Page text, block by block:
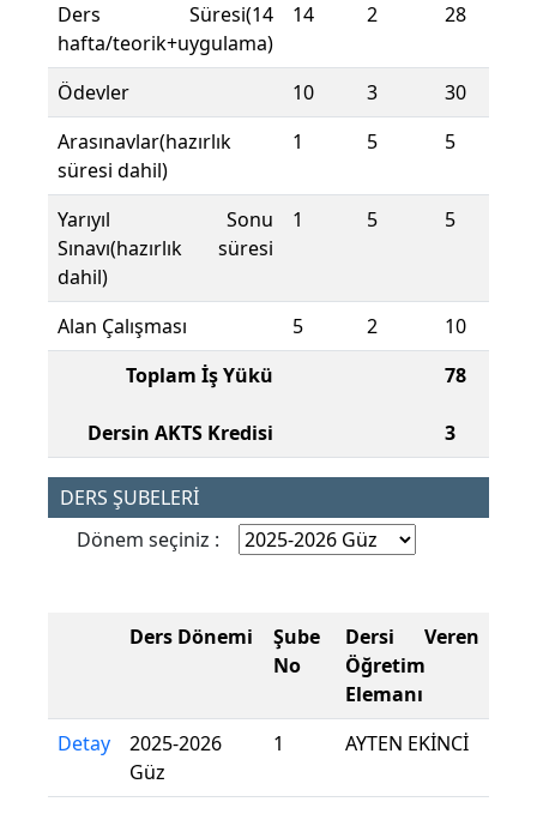
Ders Süresi(14
hafta/teorik+uygulama)
14 2 28
Ödevler 10 3
30
Arasınavlar(hazırlık
süresi dahil)
1 5 5
Yarıyıl Sonu
Sınavı(hazırlık süresi
dahil)
1 5 5
Alan Çalışması 5 2
10
Toplam İş Yükü
Dersin AKTS Kredisi
78
3
DERS ŞUBELERİ
Dönem seçiniz :
Ders Dönemi
Şube
No
Dersi Veren
Öğretim
Elemanı
Detay
2025-2026
Güz
1 AYTEN EKİNCİ